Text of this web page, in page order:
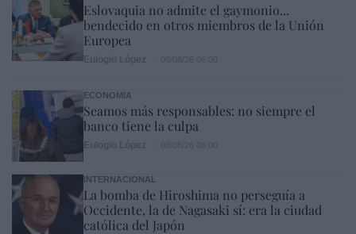
Eslovaquia no admite el gaymonio...
bendecido en otros miembros de la Unión
Europea
ECONOMÍA
Seamos más responsables: no siempre el
banco tiene la culpa
INTERNACIONAL
La bomba de Hiroshima no perseguía a
Occidente, la de Nagasaki sí: era la ciudad
católica del Japón